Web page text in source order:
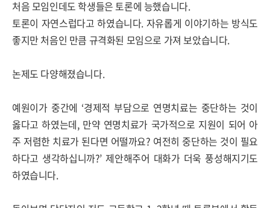
처음 모임인데도 학생들은 토론에 능했습니다.
토론이 자연스럽다고 하였습니다. 자유롭게 이야기하는 방식도
좋지만 처음인 만큼 규격화된 모임으로 가져 보았습니다.
논제도 다양해졌습니다.
예원이가 중간에 ‘경제적 부담으로 연명치료는 중단하는 것이
옳다고 하였는데, 만약 연명치료가 국가적으로 지원이 되어 아
주 저렴한 치료가 된다면 어떨까요? 여전히 중단하는 것이 필요
하다고 생각하십니까?’제안해주어 대화가 더욱 풍성해지기도
하였습니다.